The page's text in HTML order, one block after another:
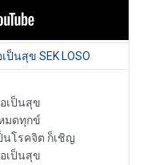
ป็นสุข SEK LOSO
เป็นสุข
มดทุกข์
เป็นสุข